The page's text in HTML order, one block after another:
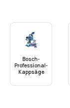
Bosch-
Professional-
Kappsäge